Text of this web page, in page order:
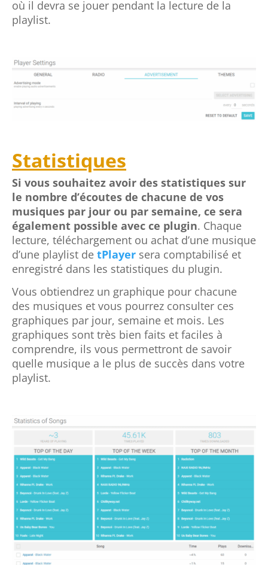
Si vous souhaitez avoir des statistiques sur
le nombre d’écoutes de chacune de vos
musiques par jour ou par semaine, ce sera
également possible avec ce plugin. Chaque
lecture, téléchargement ou achat d’une musique
d’une playlist detPlayersera comptabilisé et
enregistré dans les statistiques du plugin.
Vous obtiendrez un graphique pour chacune
des musiques et vous pourrez consulter ces
graphiques par jour, semaine et mois. Les
graphiques sont très bien faits et faciles à
comprendre, ils vous permettront de savoir
quelle musique a le plus de succès dans votre
playlist.